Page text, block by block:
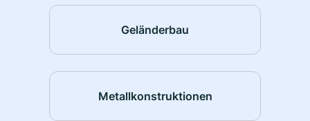
Geländerbau
Metallkonstruktionen